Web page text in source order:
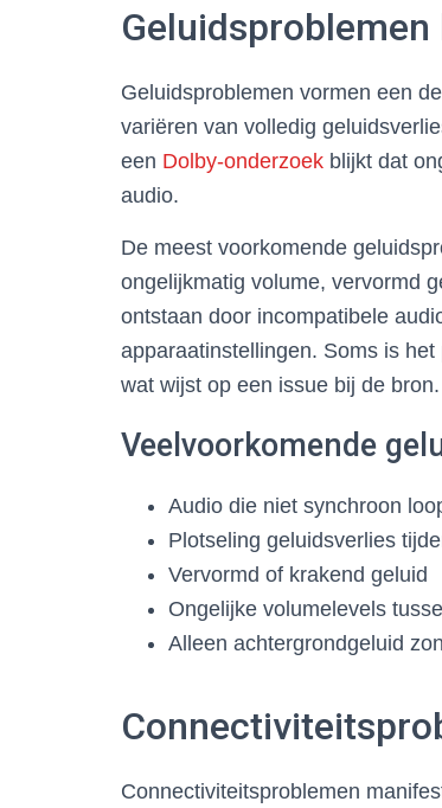
Geluidsproblemen
Geluidsproblemen vormen een
variëren van volledig
een Dolby-onderzoek blijkt dat
audio.
De meest voorkomende
ongelijkmatig volume, vervormd
ontstaan door incompatibele
apparaatinstellingen. Soms is
wat wijst op een issue bij de bron.
Veelvoorkomende
Audio die niet synchroon
Plotseling geluidsverlies
Vervormd of krakend geluid
Ongelijke volumelevels
Alleen achtergrondgeluid
Connectiviteitsproblemen